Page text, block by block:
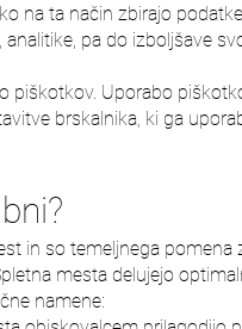
na ta način zbirajo
pa do izboljšave
Uporabo
brskalnika, ki ga
in so temeljnega
mesta delujejo
namene: